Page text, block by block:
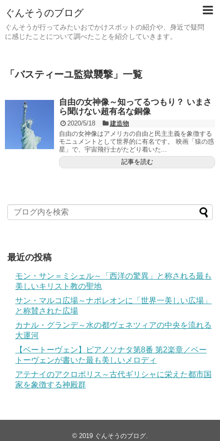
ぐんそうのブログ
ぐんそうが行ってみたいおでかけスポットの紹介や、身近で疑問
に感じたことについて調べたことを紹介していきます。
「バスティーユ監獄襲撃 」 一覧
自由の女神像～知ってるつもり？ いまさ
ら聞けない超有名な銅像
2020/5/18
建造物
自由の女神像はアメリカの自由と民主主義を象徴する
モニュメントとして世界的に有名です。 映画「猿の惑
星」で、宇宙飛行士がたどり着いた...
記事を読む
最近の投稿
モン・サン＝ミシェル～「西洋の驚異」と称される最も
美しいキリスト教の聖地
サン・マルコ広場～ナポレオンに「世界一美しい広場」
と称賛された広場
カナル・グランデ～水の都ヴェネツィアの中央を流れる
大運河
【ベートーヴェン】ピアノソナタ第8番 第2楽章／ベー
トーヴェンが書いた最も美しいメロディ
アテナイのアクロポリス～古代ギリシャに栄えた都市国
家を象徴する神殿群
© 2019 ぐんそうのブログ